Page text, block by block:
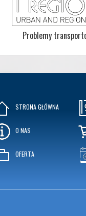
Problemy
STRONA GŁÓWNA
O NAS
OFERTA